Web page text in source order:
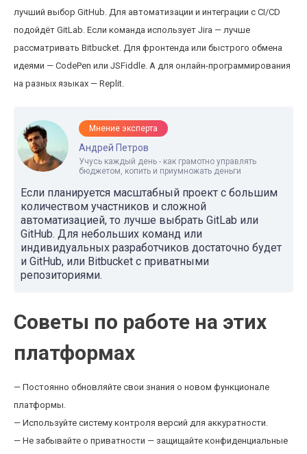
лучший выбор GitHub. Для автоматизации и интеграции с CI/CD
подойдёт GitLab. Если команда использует Jira — лучше
рассматривать Bitbucket. Для фронтенда или быстрого обмена
идеями — CodePen или JSFiddle. А для онлайн-программирования
на разных языках — Replit.
Мнение эксперта
Андрей Петров
Учусь каждый день - как грамотно управлять
бюджетом, копить и приумножать деньги
Если планируется масштабный проект с большим
количеством участников и сложной
автоматизацией, то лучше выбрать GitLab или
GitHub. Для небольших команд или
индивидуальных разработчиков достаточно будет
и GitHub, или Bitbucket с приватными
репозиториями.
Советы по работе на этих
платформах
— Постоянно обновляйте свои знания о новом функционале
платформы.
— Используйте систему контроля версий для аккуратности.
— Не забывайте о приватности — защищайте конфиденциальные